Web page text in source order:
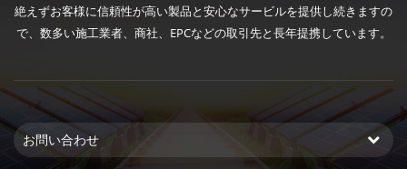
絶えずお客様に信頼性が高い製品と安心なサービルを提供し続きますの
で、数多い施工業者、商社、EPCなどの取引先と長年提携しています。
お問い合わせ